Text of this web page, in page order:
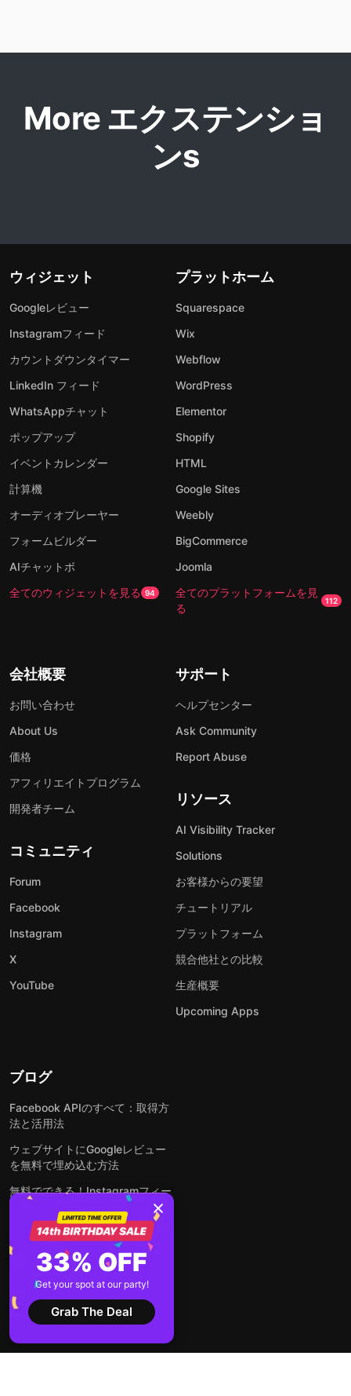
More エクステンショ
ンs
ウィジェット
Googleレビュー
Instagramフィード
カウントダウンタイマー
LinkedIn フィード
WhatsAppチャット
ポップアップ
イベントカレンダー
計算機
オーディオプレーヤー
フォームビルダー
AIチャットボ
全てのウィジェットを見る 94
プラットホーム
Squarespace
Wix
Webflow
WordPress
Elementor
Shopify
HTML
Google Sites
Weebly
BigCommerce
Joomla
全てのプラットフォームを見
る
112
会社概要
お問い合わせ
About Us
価格
アフィリエイトプログラム
開発者チーム
コミュニティ
Forum
Facebook
Instagram
X
YouTube
サポート
ヘルプセンター
Ask Community
Report Abuse
リソース
AI Visibility Tracker
Solutions
お客様からの要望
チュートリアル
プラットフォーム
競合他社との比較
生産概要
Upcoming Apps
ブログ
Facebook APIのすべて：取得方
法と活用法
ウェブサイトにGoogleレビュー
を無料で埋め込む方法
無料でできる！Instagramフィー
ドをウェブサイトに埋め込む方法
どんなウェブサイトにも無料でフ
ォームを埋め込む方法
WordPressサイトにLinkedInフ
ィードを埋め込む方法は？
全ての投稿を見る
33% OFF
Get your spot at our party!
Grab The Deal